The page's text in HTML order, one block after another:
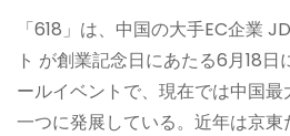
「618」は、中国の大手EC企業
ト が創業記念日にあたる6月18
ールイベントで、現在では中国
一つに発展している。近年は京